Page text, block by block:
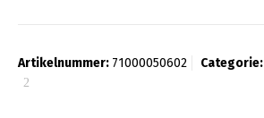
Artikelnummer: 71000050602 Categorie: